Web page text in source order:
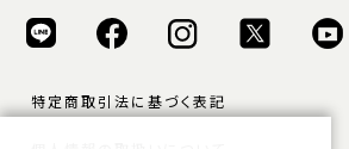
特定商取引法に基づく表記